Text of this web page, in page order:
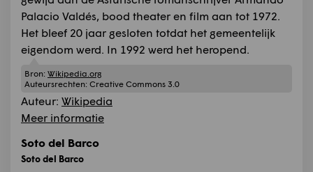
Palacio Valdés, bood theater en film aan tot 1972.
Het bleef 20 jaar gesloten totdat het gemeentelijk
eigendom werd. In 1992 werd het heropend.
Bron: Wikipedia.org
Auteursrechten: Creative Commons 3.0
Auteur: Wikipedia
Meer informatie
Soto del Barco
Soto del Barco